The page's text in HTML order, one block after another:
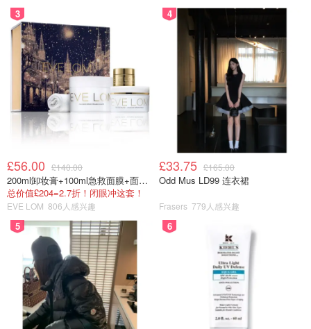
前调 | 黑莓子
中调 | 月桂叶
基调 | 雪松木
3
£56.00 £140.00
200ml卸妆膏+100ml急救面膜+面霜+洁颜布
总价值£204=2.7折！闭眼冲这套！
EVE LOM 806人感兴趣
4
£33.75 £165.00
Odd Mus LD99 连衣裙
Frasers 779人感兴趣
5 6